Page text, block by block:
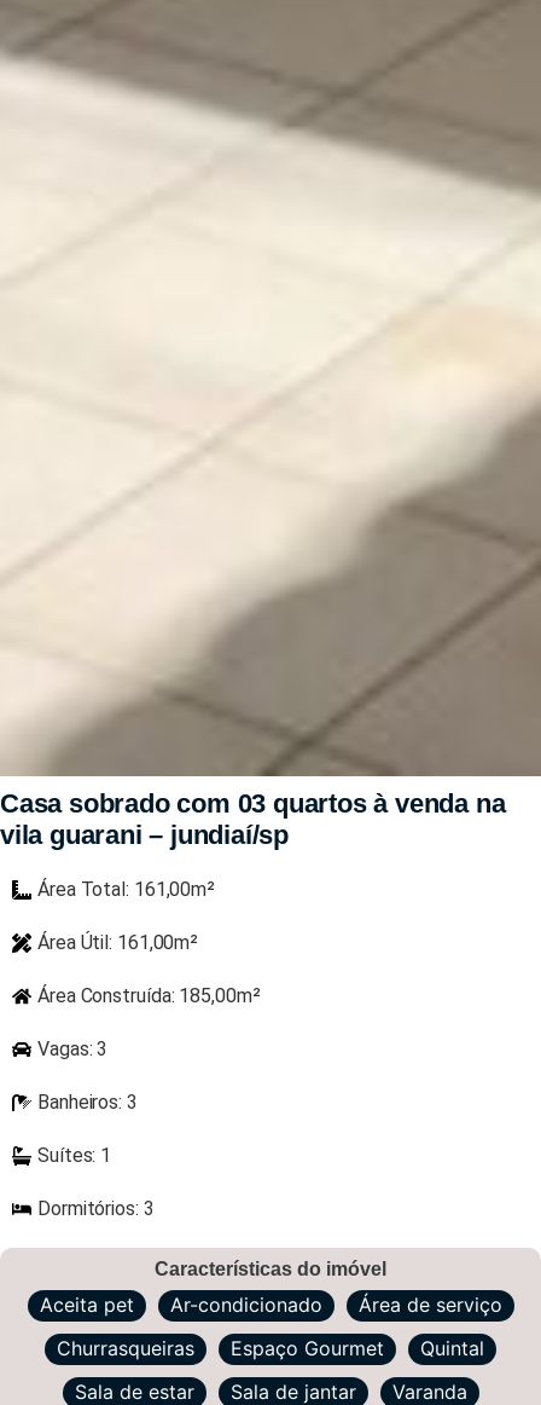
Casa sobrado com 03 quartos à venda na
vila guarani – jundiaí/sp
Área Total: 161,00m²
Área Útil: 161,00m²
Área Construída: 185,00m²
Vagas: 3
Banheiros: 3
Suítes: 1
Dormitórios: 3
Características do imóvel
Aceita pet Ar-condicionado
Área de serviço
Churrasqueiras
Espaço Gourmet
Quintal
Sala de estar
Sala de jantar Varanda